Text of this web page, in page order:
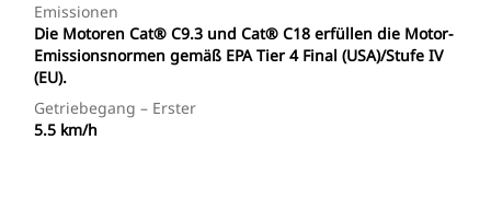
Emissionen
Die Motoren Cat® C9.3 und Cat® C18 erfüllen die Motor-
Emissionsnormen gemäß EPA Tier 4 Final (USA)/Stufe IV
(EU).
Getriebegang – Erster
5.5 km/h